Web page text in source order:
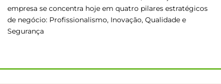
empresa se concentra hoje em quatro pilares estratégicos
de negócio: Profissionalismo, Inovação, Qualidade e
Segurança